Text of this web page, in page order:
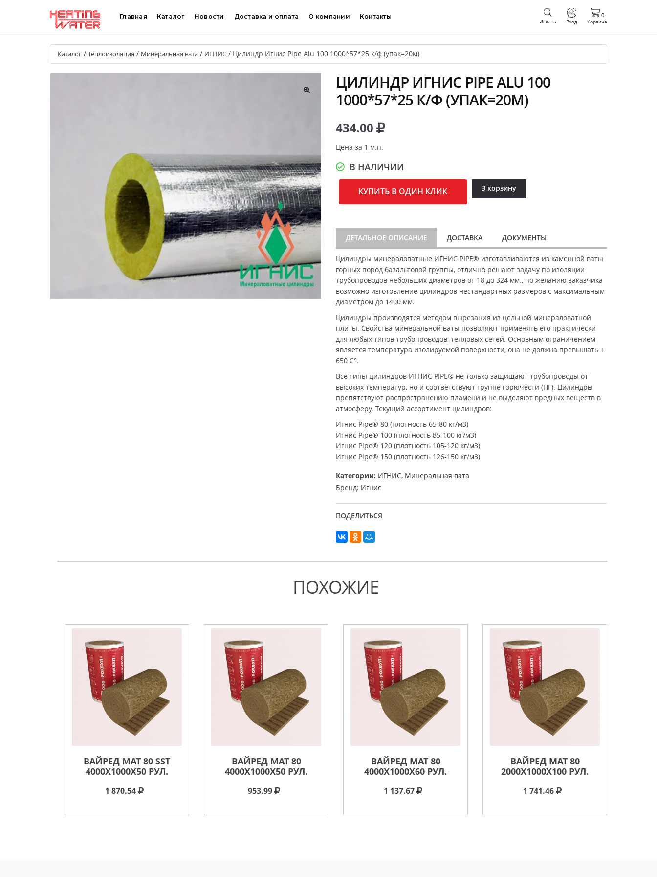
Главная Каталог Новости Доставка и оплата О компании Контакты 0
Корзина
Вход
Искать
Каталог / Теплоизоляция / Минеральная вата / ИГНИС / Цилиндр Игнис Pipe Alu 100 1000*57*25 к/ф (упак=20м)
ЦИЛИНДР ИГНИС PIPE ALU 100
1000*57*25 К/Ф (УПАК=20М)
434.00
Цена за 1 м.п.
В НАЛИЧИИ
В корзину
КУПИТЬ В ОДИН КЛИК
ДЕТАЛЬНОЕ ОПИСАНИЕ ДОСТАВКА ДОКУМЕНТЫ
Цилиндры минераловатные ИГНИС PIPE® изготавливаются из каменной ваты
горных пород базальтовой группы, отлично решают задачу по изоляции
трубопроводов небольших диаметров от 18 до 324 мм., по желанию заказчика
возможно изготовление цилиндров нестандартных размеров с максимальным
диаметром до 1400 мм.
Цилиндры производятся методом вырезания из цельной минераловатной
плиты. Свойства минеральной ваты позволяют применять его практически
для любых типов трубопроводов, тепловых сетей. Основным ограничением
является температура изолируемой поверхности, она не должна превышать +
650 C°.
Все типы цилиндров ИГНИС PIPE® не только защищают трубопроводы от
высоких температур, но и соответствуют группе горючести (НГ). Цилиндры
препятствуют распространению пламени и не выделяют вредных веществ в
атмосферу. Текущий ассортимент цилиндров:
Игнис Pipe® 80 (плотность 65-80 кг/м3)
Игнис Pipe® 100 (плотность 85-100 кг/м3)
Игнис Pipe® 120 (плотность 105-120 кг/м3)
Игнис Pipe® 150 (плотность 126-150 кг/м3)
Категории: ИГНИС, Минеральная вата
Бренд: Игнис
ПОДЕЛИТЬСЯ
ПОХОЖИЕ
ВАЙРЕД МАТ 80 SST
4000X1000X50 РУЛ.
1 870.54
ВАЙРЕД МАТ 80
4000X1000X50 РУЛ.
953.99
ВАЙРЕД МАТ 80
4000X1000X60 РУЛ.
1 137.67
ВАЙРЕД МАТ 80
2000X1000X100 РУЛ.
1 741.46